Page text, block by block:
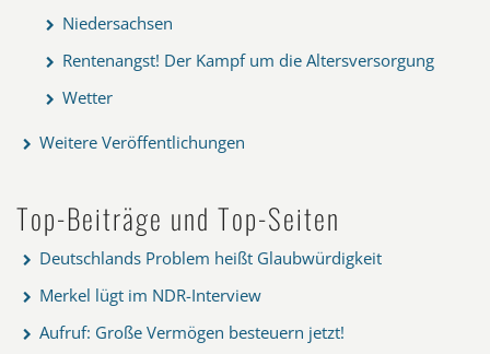
Niedersachsen
Rentenangst! Der Kampf um die Altersversorgung
Wetter
Weitere Veröffentlichungen
Top-Beiträge und Top-Seiten
Deutschlands Problem heißt Glaubwürdigkeit
Merkel lügt im NDR-Interview
Aufruf: Große Vermögen besteuern jetzt!